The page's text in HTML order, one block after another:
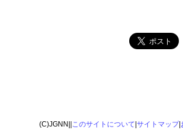
(C)JGNN|| このサイトについて サイトマップ|